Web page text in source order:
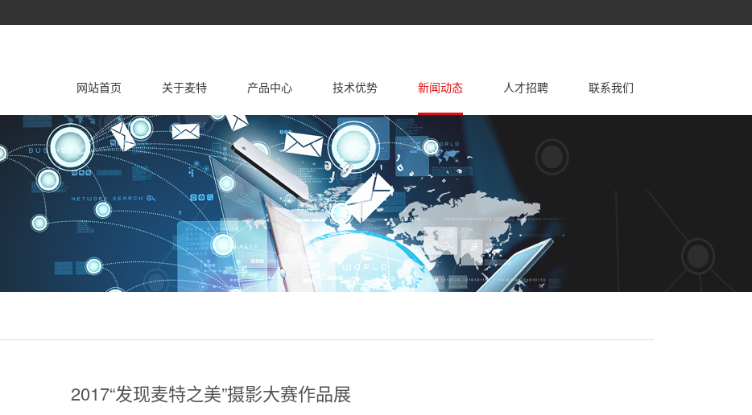
网站首页 关于麦特
公司简介 公司资质
产品中心
鼓型密封圈 蕾型密封圈 防尘密封圈
O型圈 挡圈
技术优势
品牌文化 先进技术
新闻动态
公司新闻
人才招聘 联系我们
2017“发现麦特之美”摄影大赛作品展